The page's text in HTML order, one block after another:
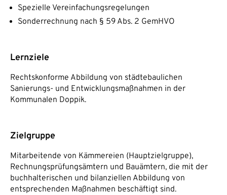
Spezielle Vereinfachungsregelungen
Sonderrechnung nach § 59 Abs. 2 GemHVO
Lernziele
Rechtskonforme Abbildung von städtebaulichen
Sanierungs- und Entwicklungsmaßnahmen in der
Kommunalen Doppik.
Zielgruppe
Mitarbeitende von Kämmereien (Hauptzielgruppe),
Rechnungsprüfungsämtern und Bauämtern, die mit der
buchhalterischen und bilanziellen Abbildung von
entsprechenden Maßnahmen beschäftigt sind.